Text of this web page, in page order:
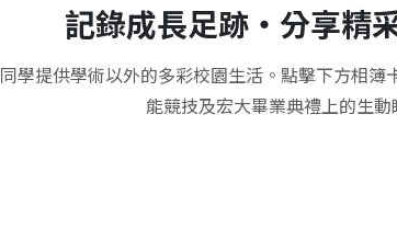
記錄成長足跡・分享精
學提供學術以外的多彩校園生活。點擊下方相
能競技及宏大畢業典禮上的生動